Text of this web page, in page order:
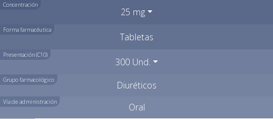
Concentración
25 mg
Forma farmacéutica
Tabletas
Presentación (C10)
300 Und.
Grupo farmacológico Diuréticos
Vía de administración Oral